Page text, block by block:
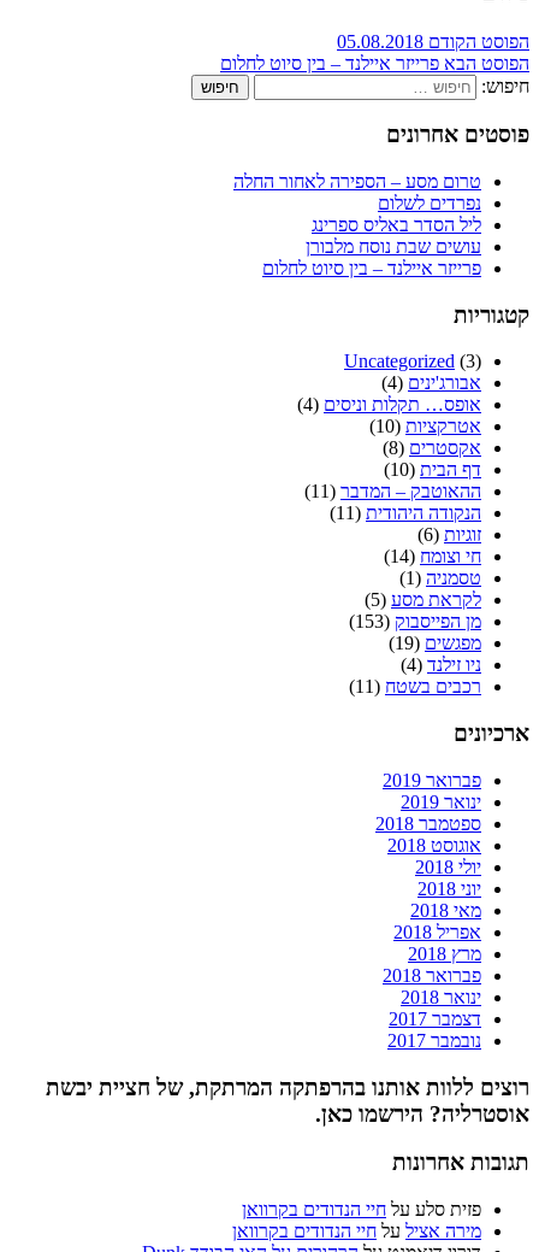
הפוסט הקודם 05.08.2018
הפוסט הבא פרייזר איילנד – בין סיוט לחלום
חיפוש:
פוסטים אחרונים
טרום מסע – הספירה לאחור החלה
נפרדים לשלום
ליל הסדר באליס ספרינג
עושים שבת נוסח מלבורן
פרייזר איילנד – בין סיוט לחלום
קטגוריות
Uncategorized (3)
אבורג'ינים (4)
אופס… תקלות וניסים (4)
אטרקציות (10)
אקסטרים (8)
דף הבית (10)
ההאוטבק – המדבר (11)
הנקודה היהודית (11)
זוגיות (6)
חי וצומח (14)
טסמניה (1)
לקראת מסע (5)
מן הפייסבוק (153)
מפגשים (19)
ניו זילנד (4)
רכבים בשטח (11)
ארכיונים
פברואר 2019
ינואר 2019
ספטמבר 2018
אוגוסט 2018
יולי 2018
יוני 2018
מאי 2018
אפריל 2018
מרץ 2018
פברואר 2018
ינואר 2018
דצמבר 2017
נובמבר 2017
רוצים ללוות אותנו בהרפתקה המרתקת, של חציית יבשת
אוסטרליה? הירשמו כאן.
תגובות אחרונות
פזית סלע על חיי הנדודים בקרוואן
מירה אציל על חיי הנדודים בקרוואן